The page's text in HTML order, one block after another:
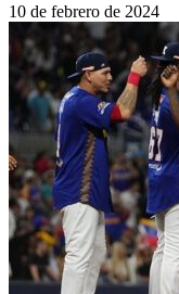
10 de febrero de 2024